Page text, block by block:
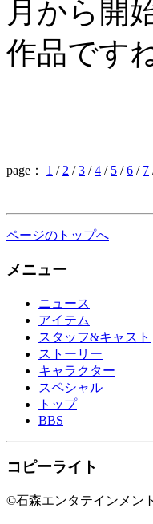
月から開
作品です
page： 1 / 2 /3 /4 / 5 /6 / 7
ページのトップへ
メニュー
ニュース
アイテム
スタッフ&キャスト
ストーリー
キャラクター
スペシャル
トップ
BBS
コピーライト
©石森エンタテインメン